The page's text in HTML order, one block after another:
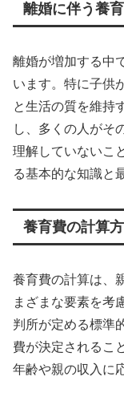
離婚に伴う養
離婚が増加する中
います。特に子供
と生活の質を維持
し、多くの人がそ
理解していないこ
る基本的な知識と
養育費の計算
養育費の計算は、
まざまな要素を考
判所が定める標準
費が決定されるこ
年齢や親の収入に